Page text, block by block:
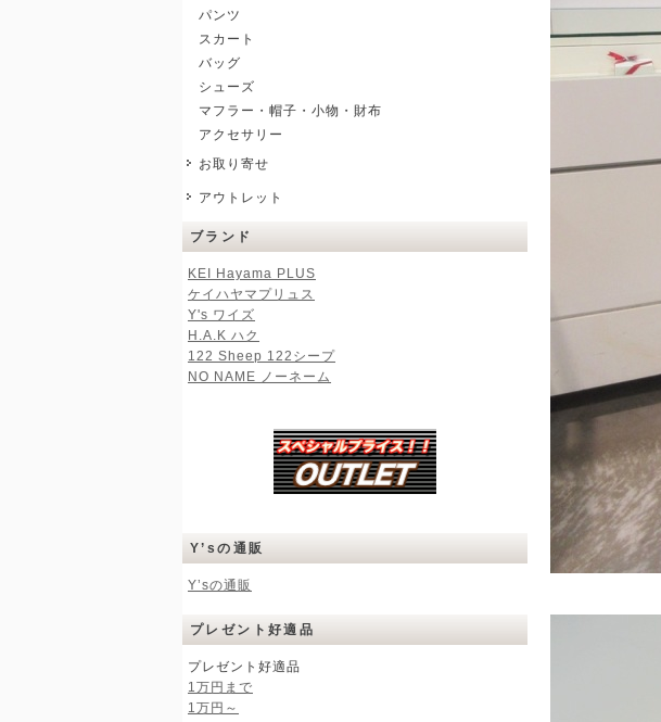
パンツ
スカート
バッグ
シューズ
マフラー・帽子・小物・財布
アクセサリー
お取り寄せ
アウトレット
ブランド
KEI Hayama PLUS
ケイハヤマプリュス
Y's ワイズ
H.A.K ハク
122 Sheep 122シープ
NO NAME ノーネーム
Y’sの通販
Y’sの通販
プレゼント好適品
プレゼント好適品
1万円まで
1万円～